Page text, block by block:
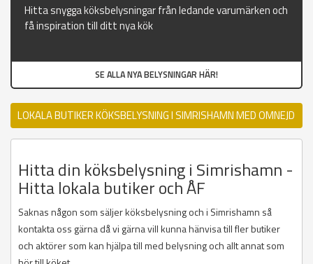
Hitta snygga köksbelysningar från ledande varumärken och
få inspiration till ditt nya kök
SE ALLA NYA BELYSNINGAR HÄR!
LOKALA BUTIKER KÖKSBELYSNING I SIMRISHAMN MED OMNEJD
Hitta din köksbelysning i Simrishamn -
Hitta lokala butiker och ÅF
Saknas någon som säljer köksbelysning och i Simrishamn så
kontakta oss gärna då vi gärna vill kunna hänvisa till fler butiker
och aktörer som kan hjälpa till med belysning och allt annat som